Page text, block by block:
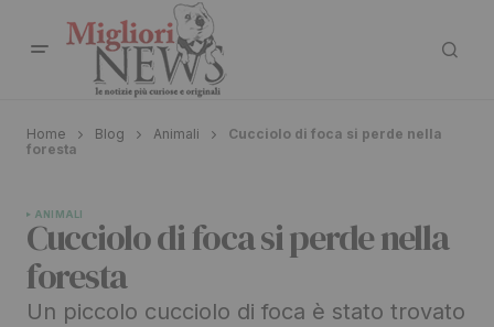
Home Blog Animali
Cucciolo di foca si perde nella
foresta
ANIMALI
Cucciolo di foca si perde nella
foresta
Un piccolo cucciolo di foca è stato trovato